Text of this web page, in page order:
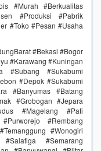
#Murah #Berkualitas
#Produksi #Pabrik
#Toko #Pesan #Usaha
#Bekasi #Bogor
#Karawang #Kuningan
#Subang #Sukabumi
#Depok #Sukabumi
#Banyumas #Batang
#Grobogan #Jepara
#Magelang #Pati
#Rembang
#Wonogiri
#Semarang